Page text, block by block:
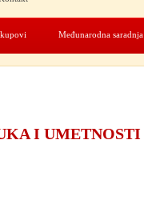
Međunarodna saradnja
I UMETNOSTI